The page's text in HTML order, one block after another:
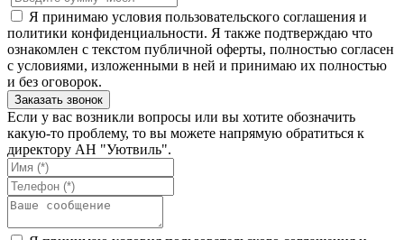
Я принимаю условия пользовательского соглашения и
политики конфиденциальности. Я также подтверждаю что
ознакомлен с текстом публичной оферты, полностью согласен
с условиями, изложенными в ней и принимаю их полностью
и без оговорок.
Если у вас возникли вопросы или вы хотите обозначить
какую-то проблему, то вы можете напрямую обратиться к
директору АН "Уютвиль".